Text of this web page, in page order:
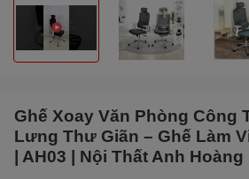
Ghế Xoay Văn Phòng Công
Lưng Thư Giãn – Ghế Làm
| AH03 | Nội Thất Anh Hoàng